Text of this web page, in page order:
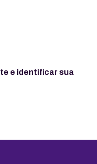
e identificar sua